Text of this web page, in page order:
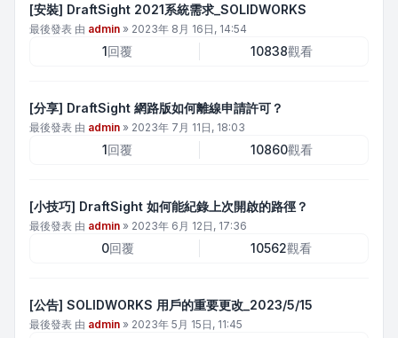
[安裝] DraftSight 2021系統需求_SOLIDWORKS
最後發表 由 admin » 2023年 8月 16日, 14:54
1回覆 10838觀看
[分享] DraftSight 網路版如何離線申請許可？
最後發表 由 admin » 2023年 7月 11日, 18:03
1回覆 10860觀看
[小技巧] DraftSight 如何能紀錄上次開啟的路徑？
最後發表 由 admin » 2023年 6月 12日, 17:36
0回覆 10562觀看
[公告] SOLIDWORKS 用戶的重要更改_2023/5/15
最後發表 由 admin » 2023年 5月 15日, 11:45